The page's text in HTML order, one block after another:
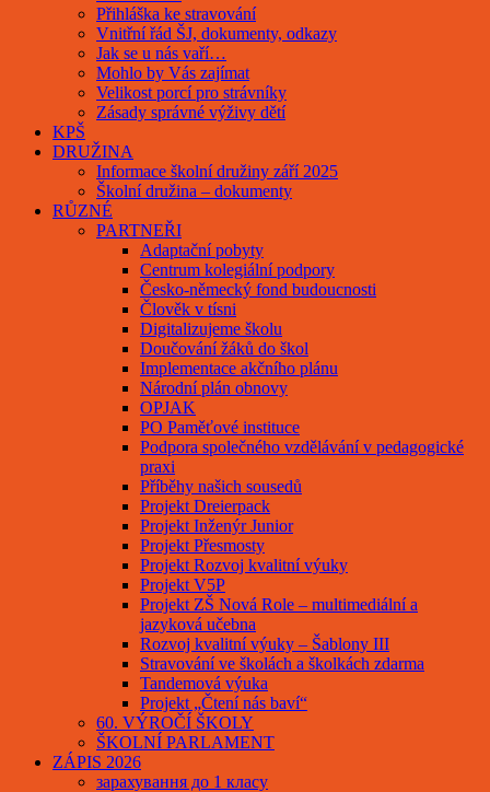
Přihláška ke stravování
Vnitřní řád ŠJ, dokumenty, odkazy
Jak se u nás vaří…
Mohlo by Vás zajímat
Velikost porcí pro strávníky
Zásady správné výživy dětí
KPŠ
DRUŽINA
Informace školní družiny září 2025
Školní družina – dokumenty
RŮZNÉ
PARTNEŘI
Adaptační pobyty
Centrum kolegiální podpory
Česko-německý fond budoucnosti
Člověk v tísni
Digitalizujeme školu
Doučování žáků do škol
Implementace akčního plánu
Národní plán obnovy
OPJAK
PO Paměťové instituce
Podpora společného vzdělávání v pedagogické
praxi
Příběhy našich sousedů
Projekt Dreierpack
Projekt Inženýr Junior
Projekt Přesmosty
Projekt Rozvoj kvalitní výuky
Projekt V5P
Projekt ZŠ Nová Role – multimediální a
jazyková učebna
Rozvoj kvalitní výuky – Šablony III
Stravování ve školách a školkách zdarma
Tandemová výuka
Projekt „Čtení nás baví“
60. VÝROČÍ ŠKOLY
ŠKOLNÍ PARLAMENT
ZÁPIS 2026
зарахування до 1 класу